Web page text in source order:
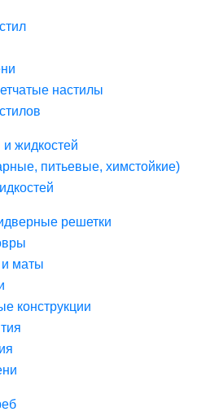
настилы
жидкостей
питьевые, химстойкие)
решетки
маты
конструкции